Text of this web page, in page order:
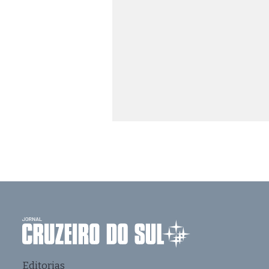
Editorias